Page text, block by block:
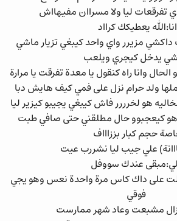
تفرقعات ليا ولا مسراان مفيهااش
انا:الله يعطيكك كرااد
مزيرر واي واحد كيبغي تزيار ماشي
يدخل كيجري ويلعب
وانا راه كنقول يا معدة تفرقت يا مرارة
ولد حرام نزل على فمي كيف هايش دبا
هو لخرررر فاش كيبغي يجيبو كيزير ليا
كيعجبوو حال مطلقني حتى صافي طبت
حجم كبار بززاااف
علي جيب ليا نشررب عيت
عندك سووفل
على داك كاس مرة واحدة نعس وهو يجي
فوقي
مشبعت وعاد شهر ممارست